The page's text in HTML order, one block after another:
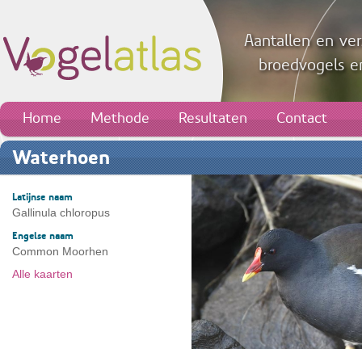
Aantallen en
broedvogels
Home Methode Resultaten Contact
Waterhoen
Latijnse naam
Gallinula chloropus
Engelse naam
Common Moorhen
Alle kaarten